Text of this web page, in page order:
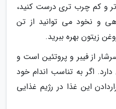
تر و کم چرب تری درست کنید،
و نخود می توانید از تن
زیتون بهره ببرید.
از فیبر و پروتئین است و
اگر به تناسب اندام خود
این غذا در رژیم غذایی